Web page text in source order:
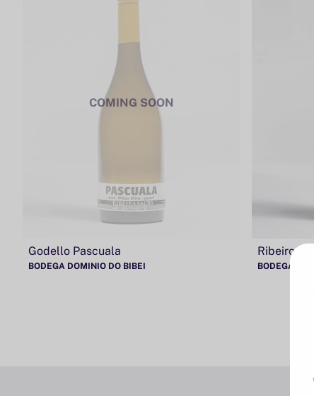
COMING SOON
Godello Pascuala
BODEGA DOMINIO DO BIBEI
Ribeiro
BODEGA